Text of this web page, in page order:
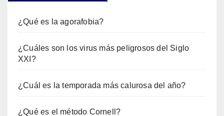
¿Qué es la agorafobia?
¿Cuáles son los virus más peligrosos del Siglo
XXI?
¿Cuál es la temporada más calurosa del año?
¿Qué es el método Cornell?